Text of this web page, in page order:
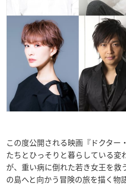
この度公開される映画『ドクター
たちとひっそりと暮らしている変
が、重い病に倒れた若き女王を救
の島へと向かう冒険の旅を描く物